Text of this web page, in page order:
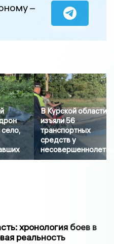
–
село,
В Курской области
изъяли 56
транспортных
средств у
несовершеннолетних
хронология боев в
реальность